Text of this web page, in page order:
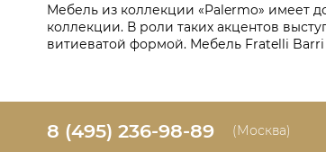
Мебель из коллекции «Palermo» имеет
коллекции. В роли таких акцентов
витиеватой формой. Мебель Fratelli
8 (495) 236-98-89 (Москва)